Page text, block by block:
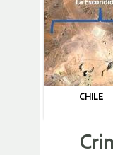
CHILE